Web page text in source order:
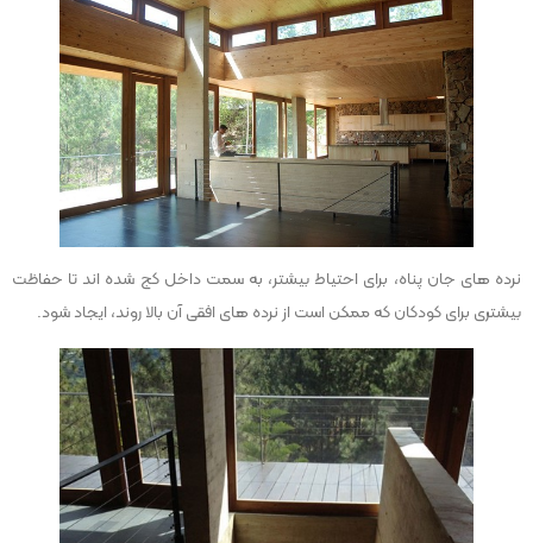
نرده های جان پناه، برای احتیاط بیشتر، به سمت داخل کج شده اند تا حفاظت
بیشتری برای کودکان که ممکن است از نرده های افقی آن بالا روند، ایجاد شود.